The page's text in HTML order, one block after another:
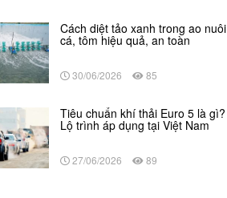
Cách diệt tảo xanh trong ao nuôi
cá, tôm hiệu quả, an toàn
30/06/2026 85
Tiêu chuẩn khí thải Euro 5 là gì?
Lộ trình áp dụng tại Việt Nam
27/06/2026 89